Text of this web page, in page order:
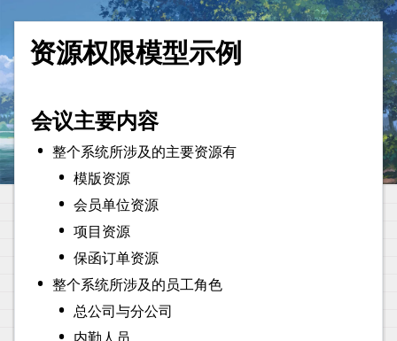
会议主要内容
• 整个系统所涉及的主要资源有
• 模版资源
• 会员单位资源
• 项目资源
• 保函订单资源
• 整个系统所涉及的员工角色
• 总公司与分公司